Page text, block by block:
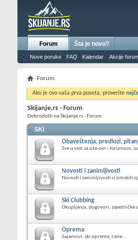
Forum
Nove poruke FAQ Kalendar Akcije
Šta je novo?
Forum
Ako je ovo vaša prva poseta, proverite
Skijanje.rs - Forum
Dobrodošli na Skijanje.rs - Forum.
SKI
Obaveštenja, predlozi,
Sve u vezi sa site-om i forumom,
Novosti i zanimljivosti
Novosti i zanimljivosti iz zimskih
Ski Clubbing
Okupljanja, dogovori, zajedničke
Oprema
Sajamovi, ski oprema, cene...